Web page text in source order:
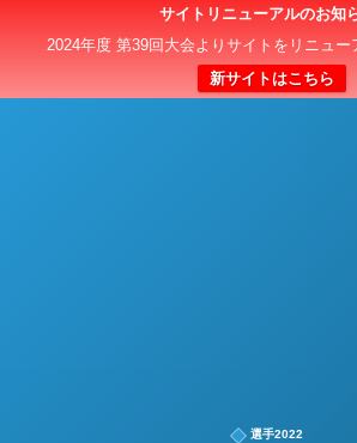
サイトリニューアルのお知
2024年度 第39回大会よりサイトをリニュー
新サイトはこちら
日本クラブユースサッカー選手
選手2022